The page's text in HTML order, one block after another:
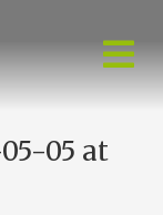
05 at